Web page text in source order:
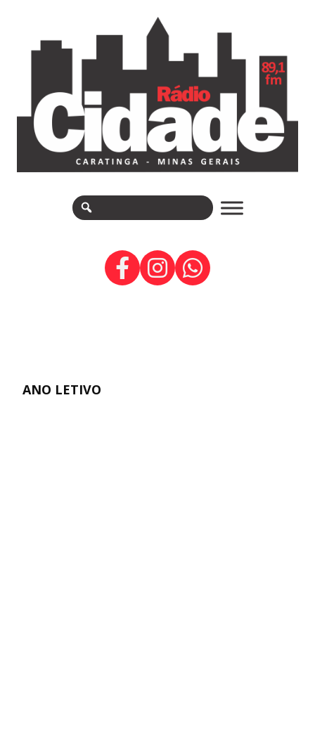
ANO LETIVO